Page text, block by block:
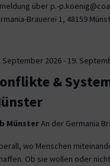
über p.-
Brauerei 1, 48159
September 2026- 19.
&
MünsterAn der Germania
wo Menschen
Ob sie wollen oder